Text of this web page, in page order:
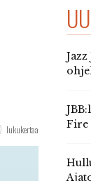
lukukertaa
Fire